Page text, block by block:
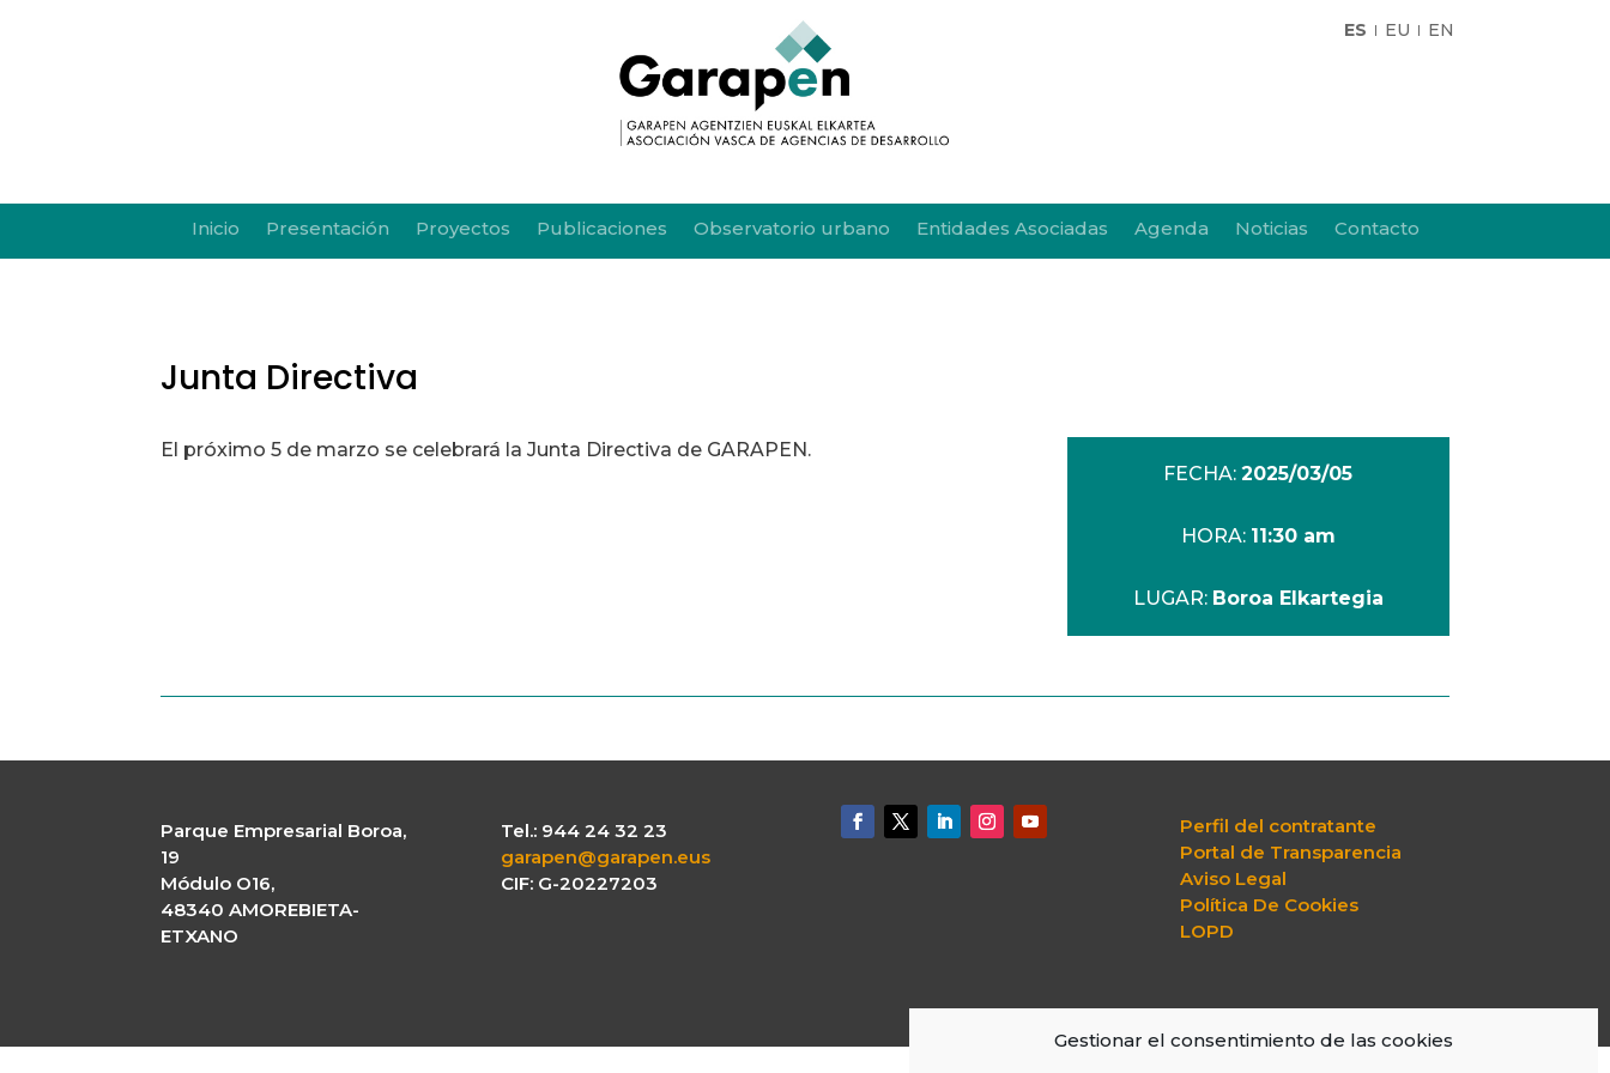
Gestionar el consentimiento de las cookies
ES EU EN
Inicio Presentación Proyectos Publicaciones Observatorio urbano Entidades Asociadas Agenda Noticias Contacto
Junta Directiva
El próximo 5 de marzo se celebrará la Junta Directiva de GARAPEN.
FECHA:2025/03/05
HORA: 11:30 am
LUGAR: Boroa Elkartegia
Parque Empresarial Boroa,
19
Módulo O16,
48340 AMOREBIETA-
ETXANO
Tel.: 944 24 32 23
garapen@garapen.eus
CIF: G-20227203
Perfil del contratante
Portal de Transparencia
Aviso Legal
Política De Cookies
LOPD